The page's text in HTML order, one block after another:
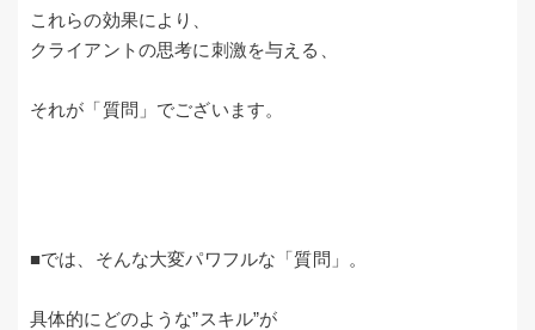
これらの効果により、
クライアントの思考に刺激を与える、
それが「質問」でございます。
■では、そんな大変パワフルな「質問」。
具体的にどのような”スキル”が